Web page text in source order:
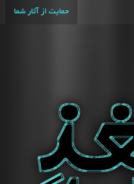
حمایت از آثار شما